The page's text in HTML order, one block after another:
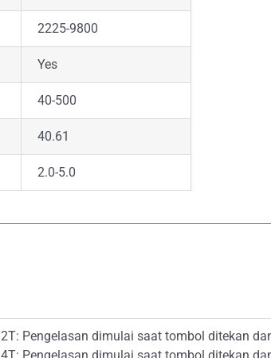
2225-9800
Yes
40-500
40.61
2.0-5.0
2T: Pengelasan dimulai saat tombol ditekan